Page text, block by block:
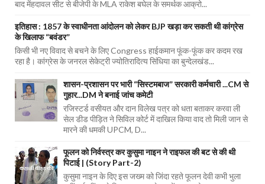
बाद मेंहदावल सीट से बीजेपी के MLA राकेश बघेल के समर्थक आक्रो...
इतिहास : 1857 के स्वाधीनता आंदोलन को लेकर BJP खड़ा कर सकती थी कांग्रेस
के खिलाफ “बवंडर”
किसी भी नए विवाद से बचने के लिए Congress हाईकमान फूंक-फूंक कर कदम रख
रहा है। कांग्रेस के जनरल सेकेट्री ज्योतिरादित्य सिंधिया का बुन्देलखंड...
शासन-प्रशासन पर भारी “सिस्टमबाज” सरकारी कर्मचारी ...CM से
गुहार...DM ने बनाई जांच कमेटी
रजिस्टर्ड वसीयत और दान विलेख पत्र को धता बताकर करवा ली
सेल डीड पीड़ित ने सिविल कोर्ट में दाखिल किया वाद तो मिली जान से
मारने की धमकी UPCM, D...
फूलन को निर्वस्त्र कर कुसुमा नाइन ने राइफल की बट से की थी
पिटाई | (Story Part-2)
कुसुमा नाइन के दिए इस जख्म को जिंदा रहते फूलन देवी कभी भुला